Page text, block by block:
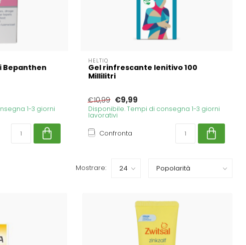
Bepanthen
1-3 giorni
HELTIQ
Gel rinfrescante lenitivo 100
Millilitri
€10,99 €9,99
Disponibile. Tempi di consegna 1-3 giorni
lavorativi
Confronta
Mostrare: